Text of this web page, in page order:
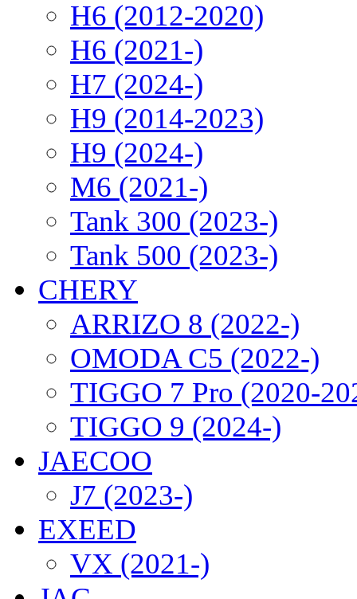
H6 (2012-2020)
H6 (2021-)
H7 (2024-)
H9 (2014-2023)
H9 (2024-)
M6 (2021-)
Tank 300 (2023-)
Tank 500 (2023-)
CHERY
ARRIZO 8 (2022-)
OMODA C5 (2022-)
TIGGO 7 Pro (2020-
TIGGO 9 (2024-)
JAECOO
J7 (2023-)
EXEED
VX (2021-)